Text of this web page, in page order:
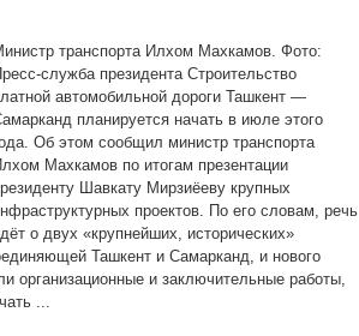
транспорта Илхом Махкамов. Фото:
служба президента Строительство
автомобильной дороги Ташкент —
планируется начать в июле этого
Об этом сообщил министр транспорта
Махкамов по итогам презентации
Шавкату Мирзиёеву крупных
проектов. По его словам, речь
о двух «крупнейших, исторических»
Ташкент и Самарканд, и нового
организационные и заключительные работы,
...